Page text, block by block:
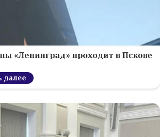
«Ленинград» проходит в Пскове
далее